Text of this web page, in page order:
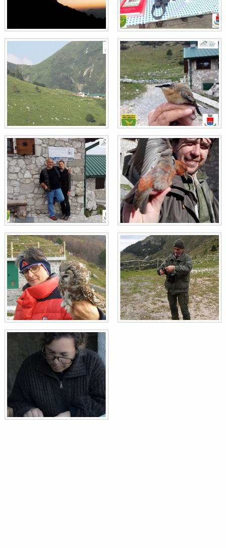
Fringilla coelebs
Peppola Fringilla montifringilla
Oenanthe oenanthe
Cinciallegra Parus major
Cincia mora Periparus ater
Codirosso spazzacamino Phoenicurus ochruros
Codirosso comune Phoenicurus phoenicurus
Luì piccolo Phylloscopus collybita
Picchio cenerino Picus canus
Cincia alpestre Poecile montanus
Cincia bigia Poecile palustris
Passera scopaiola Prunella modularis
Fiorrancino Regulus ignicapilla
Regolo Regulus regulus
Beccaccia Scolopax rusticola
Picchio muratore Sitta europaea
Capinera Sylvia atricapilla
Tordo sassello
Merlo
Tordo bottaccio
Merlo dal collare